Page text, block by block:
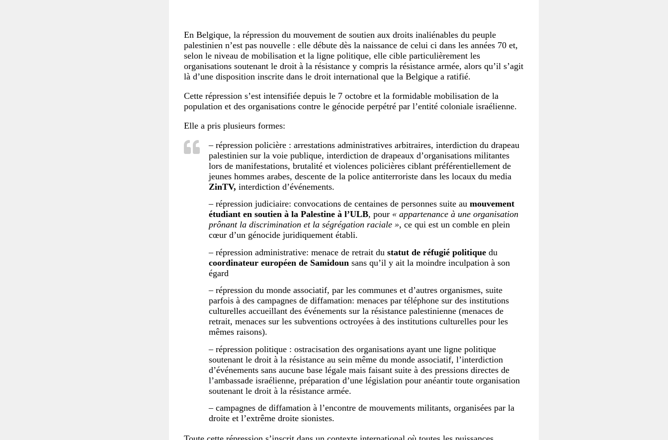
En Belgique, la répression du mouvement de soutien aux droits inaliénables du peuple
palestinien n’est pas nouvelle : elle débute dès la naissance de celui ci dans les années 70 et,
selon le niveau de mobilisation et la ligne politique, elle cible particulièrement les
organisations soutenant le droit à la résistance y compris la résistance armée, alors qu’il s’agit
là d’une disposition inscrite dans le droit international que la Belgique a ratifié.
Cette répression s’est intensifiée depuis le 7 octobre et la formidable mobilisation de la
population et des organisations contre le génocide perpétré par l’entité coloniale israélienne.
Elle a pris plusieurs formes:
– répression policière : arrestations administratives arbitraires, interdiction du drapeau
palestinien sur la voie publique, interdiction de drapeaux d’organisations militantes
lors de manifestations, brutalité et violences policières ciblant préférentiellement de
jeunes hommes arabes, descente de la police antiterroriste dans les locaux du media
ZinTV, interdiction d’événements.
– répression judiciaire: convocations de centaines de personnes suite au mouvement
étudiant en soutien à la Palestine à l’ULB, pour « appartenance à une organisation
prônant la discrimination et la ségrégation raciale », ce qui est un comble en plein
cœur d’un génocide juridiquement établi.
– répression administrative: menace de retrait du statut de réfugié politique du
coordinateur européen de Samidoun sans qu’il y ait la moindre inculpation à son
égard
– répression du monde associatif, par les communes et d’autres organismes, suite
parfois à des campagnes de diffamation: menaces par téléphone sur des institutions
culturelles accueillant des événements sur la résistance palestinienne (menaces de
retrait, menaces sur les subventions octroyées à des institutions culturelles pour les
mêmes raisons).
– répression politique : ostracisation des organisations ayant une ligne politique
soutenant le droit à la résistance au sein même du monde associatif, l’interdiction
d’événements sans aucune base légale mais faisant suite à des pressions directes de
l’ambassade israélienne, préparation d’une législation pour anéantir toute organisation
soutenant le droit à la résistance armée.
– campagnes de diffamation à l’encontre de mouvements militants, organisées par la
droite et l’extrême droite sionistes.